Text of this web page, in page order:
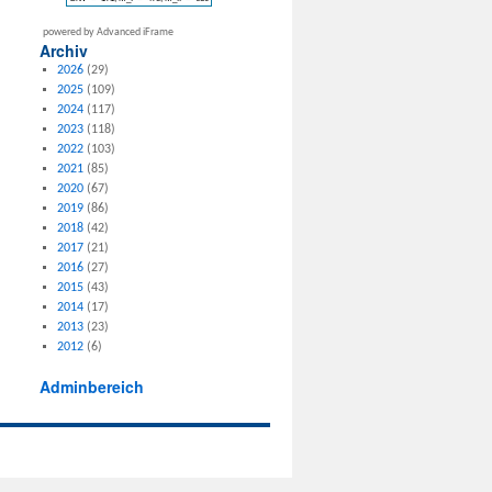
powered by Advanced iFrame
Archiv
2026(29)
2025(109)
2024(117)
2023(118)
2022(103)
2021(85)
2020(67)
2019(86)
2018(42)
2017(21)
2016(27)
2015(43)
2014(17)
2013(23)
2012(6)
Adminbereich